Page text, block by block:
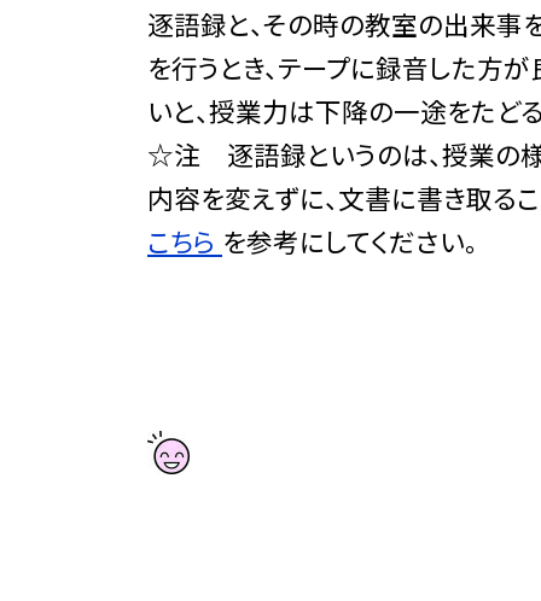
逐語録と、その時の教室の出来事
を行うとき、テープに録音した方
いと、授業力は下降の一途をたど
☆注 逐語録というのは、授業の様
内容を変えずに、文書に書き取る
こちら を参考にしてください。